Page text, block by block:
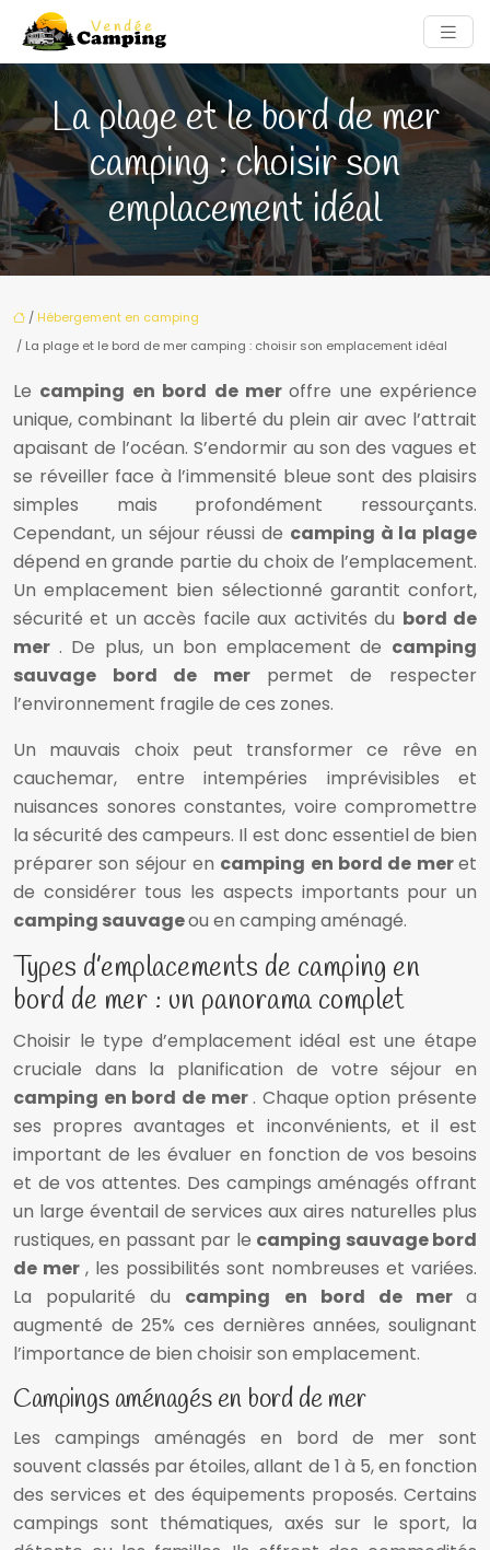
La plage et le bord de mer
camping : choisir son
emplacement idéal
/ Hébergement en camping
/ La plage et le bord de mer camping : choisir son emplacement idéal
Le camping en bord de meroffre une expérience
unique, combinant la liberté du plein air avec l’attrait
apaisant de l’océan. S’endormir au son des vagues et
se réveiller face à l’immensité bleue sont des plaisirs
simples mais profondément ressourçants.
Cependant, un séjour réussi de camping à la plage
dépend en grande partie du choix de l’emplacement.
Un emplacement bien sélectionné garantit confort,
sécurité et un accès facile aux activités du bord de
mer . De plus, un bon emplacement de camping
sauvage bord de mer permet de respecter
l’environnement fragile de ces zones.
Un mauvais choix peut transformer ce rêve en
cauchemar, entre intempéries imprévisibles et
nuisances sonores constantes, voire compromettre
la sécurité des campeurs. Il est donc essentiel de bien
préparer son séjour en camping en bord de meret
de considérer tous les aspects importants pour un
camping sauvageou en camping aménagé.
Types d’emplacements de camping en
bord de mer : un panorama complet
Choisir le type d’emplacement idéal est une étape
cruciale dans la planification de votre séjour en
camping en bord de mer. Chaque option présente
ses propres avantages et inconvénients, et il est
important de les évaluer en fonction de vos besoins
et de vos attentes. Des campings aménagés offrant
un large éventail de services aux aires naturelles plus
rustiques, en passant par le camping sauvage bord
de mer , les possibilités sont nombreuses et variées.
La popularité du camping en bord de mer a
augmenté de 25% ces dernières années, soulignant
l’importance de bien choisir son emplacement.
Campings aménagés en bord de mer
Les campings aménagés en bord de mer sont
souvent classés par étoiles, allant de 1 à 5, en fonction
des services et des équipements proposés. Certains
campings sont thématiques, axés sur le sport, la